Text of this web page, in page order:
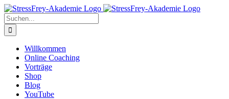
Zum
Inhalt
springen
Suche
nach:
Willkommen
Online Coaching
Vorträge
Shop
Blog
YouTube